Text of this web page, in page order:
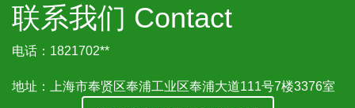
联系我们 Contact
电话：1821702**
地址：上海市奉贤区奉浦工业区奉浦大道111号7楼3376室